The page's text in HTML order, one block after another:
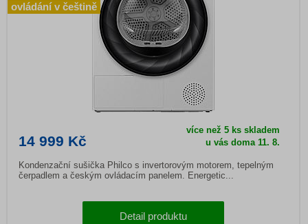
14 999 Kč
více než 5 ks skladem
u vás doma 11. 8.
Kondenzační sušička Philco s invertorovým motorem, tepelným
čerpadlem a českým ovládacím panelem. Energetic...
Detail produktu
ovládání v češtině